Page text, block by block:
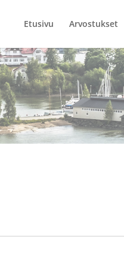
Etusivu Arvostukset